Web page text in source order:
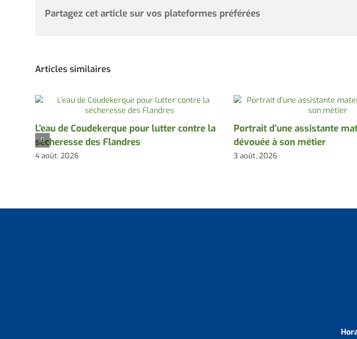
Partagez cet article sur vos plateformes préférées
Articles similaires
L’eau de Coudekerque pour lutter contre la
sécheresse des Flandres
4 août, 2026
Portrait d’une assistante
dévouée à son métier
3 août, 2026